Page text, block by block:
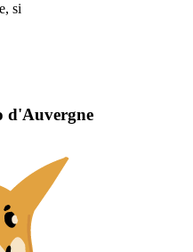
si
d'Auvergne